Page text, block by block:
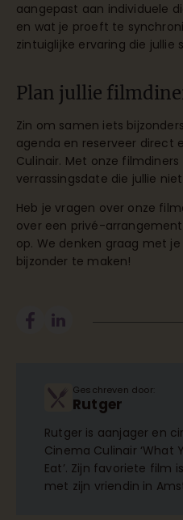
aangepast aan individuele
en wat je proeft te
zintuiglijke ervaring die jullie
Plan jullie
Zin om samen iets
agenda en reserveer direct
Culinair. Met onze
verrassingsdate die jullie
Heb je vragen over onze
over een privé-
op. We denken graag met
bijzonder te maken!
Geschreven door:
Rutger
Rutger is aanjager en
Cinema Culinair ‘What
Eat’. Zijn favoriete film
met zijn vriendin in